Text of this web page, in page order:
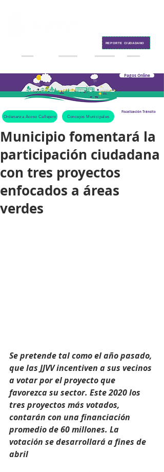
Pagos Online
Ordenanza Acoso Callejero Concejos Municipales
Fiscalización Tránsito
REPORTE CIUDADANO
Municipio fomentará la
participación ciudadana
con tres proyectos
enfocados a áreas
verdes
Se pretende tal como el año pasado,
que las JJVV incentiven a sus vecinos
a votar por el proyecto que
favorezca su sector. Este 2020 los
tres proyectos más votados,
contarán con una financiación
promedio de 60 millones. La
votación se desarrollará a fines de
abril